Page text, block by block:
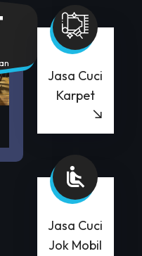
Jasa Cuci
Karpet
Jasa Cuci
Jok Mobil